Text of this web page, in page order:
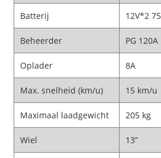
Batterij 12V*2
Beheerder PG 120A
Oplader 8A
Max. snelheid (km/u) 15 km/u
Maximaal laadgewicht 205 kg
Wiel 13”